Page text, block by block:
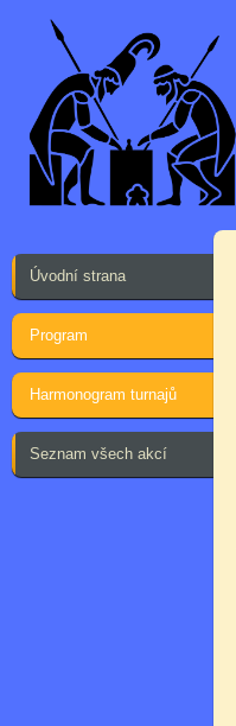
Úvodní strana
Program
Harmonogram turnajů
Seznam všech akcí